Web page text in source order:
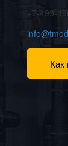
+7-499-
Как